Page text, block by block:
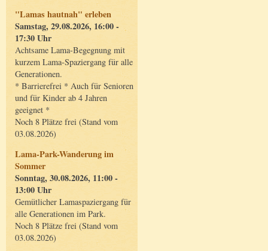
"Lamas hautnah" erleben
Samstag, 29.08.2026, 16:00 -
17:30 Uhr
Achtsame Lama-Begegnung mit
kurzem Lama-Spaziergang für alle
Generationen.
* Barrierefrei * Auch für Senioren
und für Kinder ab 4 Jahren
geeignet *
Noch 8 Plätze frei (Stand vom
03.08.2026)
Lama-Park-Wanderung im
Sommer
Sonntag, 30.08.2026, 11:00 -
13:00 Uhr
Gemütlicher Lamaspaziergang für
alle Generationen im Park.
Noch 8 Plätze frei (Stand vom
03.08.2026)